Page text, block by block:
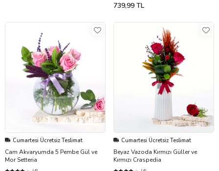
739,99 TL
Cumartesi Ücretsiz Teslimat
Cam Akvaryumda 5 Pembe Gül ve
Mor Setteria
Cumartesi Ücretsiz Teslimat
Beyaz Vazoda Kırmızı Güller ve
Kırmızı Craspedia